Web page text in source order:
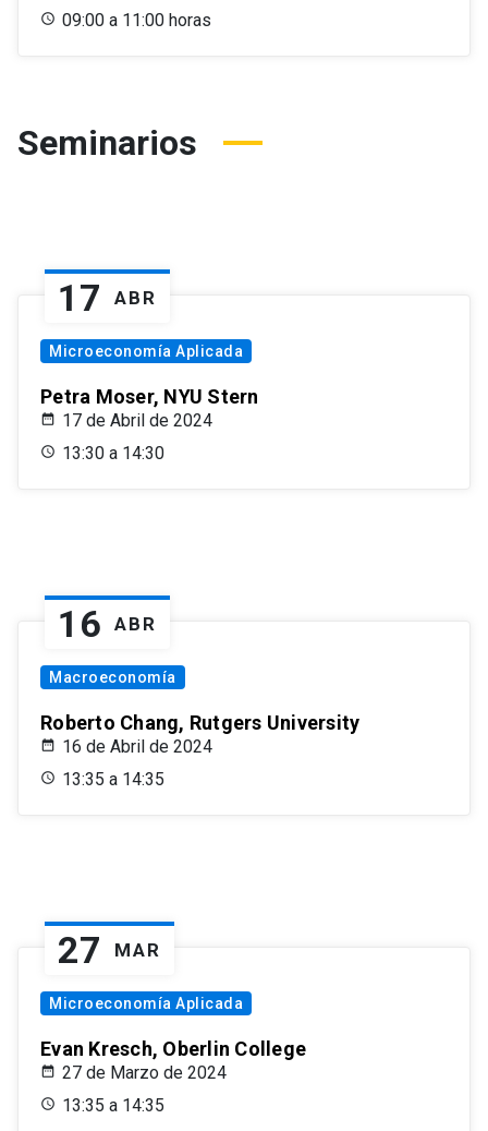
09:00 a 11:00 horas
Seminarios
17 ABR
Microeconomía Aplicada
Petra Moser, NYU Stern
17 de Abril de 2024
13:30 a 14:30
16 ABR
Macroeconomía
Roberto Chang, Rutgers University
16 de Abril de 2024
13:35 a 14:35
27 MAR
Microeconomía Aplicada
Evan Kresch, Oberlin College
27 de Marzo de 2024
13:35 a 14:35